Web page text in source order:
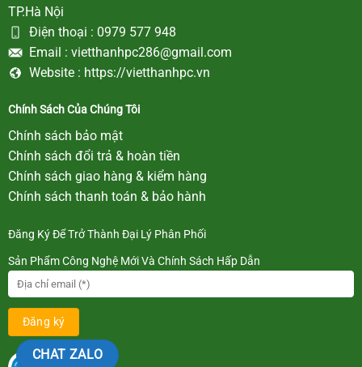
TP.Hà Nội
Điện thoại : 0979 577 948
Email : vietthanhpc286@gmail.com
Website : https://vietthanhpc.vn
Chính Sách Của Chúng Tôi
Chính sách bảo mật
Chính sách đổi trả & hoàn tiền
Chính sách giao hàng & kiểm hàng
Chính sách thanh toán & bảo hành
Đăng Ký Để Trở Thành Đại Lý Phân Phối
Sản Phẩm Công Nghệ Mới Và Chính Sách Hấp Dẫn
CHAT ZALO